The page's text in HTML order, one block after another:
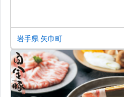
岩手県 矢巾町